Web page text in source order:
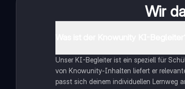
Wir
Unser KI-Begleiter ist ein speziell für
von Knowunity-Inhalten liefert er
passt sich deinem individuellen Lernweg